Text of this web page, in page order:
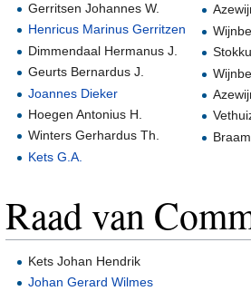
Gerritsen Johannes W.
Henricus Marinus Gerritzen
Dimmendaal Hermanus J.
Geurts Bernardus J.
Joannes Dieker
Hoegen Antonius H.
Winters Gerhardus Th.
Kets G.A.
Raad van
Kets Johan Hendrik
Johan Gerard Wilmes